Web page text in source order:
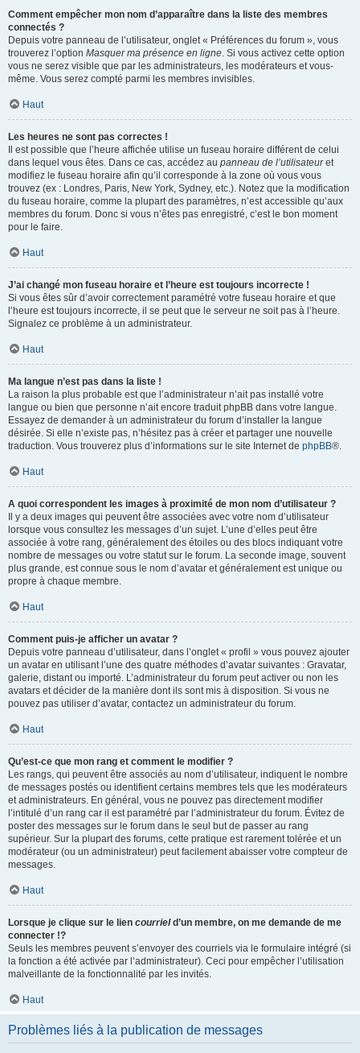
Comment empêcher mon nom d’apparaître dans la liste des membres
connectés ?
Depuis votre panneau de l’utilisateur, onglet « Préférences du forum », vous
trouverez l’option Masquer ma présence en ligne. Si vous activez cette option
vous ne serez visible que par les administrateurs, les modérateurs et vous-
même. Vous serez compté parmi les membres invisibles.
Haut
Les heures ne sont pas correctes !
Il est possible que l’heure affichée utilise un fuseau horaire différent de celui
dans lequel vous êtes. Dans ce cas, accédez au panneau de l’utilisateuret
modifiez le fuseau horaire afin qu’il corresponde à la zone où vous vous
trouvez (ex : Londres, Paris, New York, Sydney, etc.). Notez que la modification
du fuseau horaire, comme la plupart des paramètres, n’est accessible qu’aux
membres du forum. Donc si vous n’êtes pas enregistré, c’est le bon moment
pour le faire.
Haut
J’ai changé mon fuseau horaire et l’heure est toujours incorrecte !
Si vous êtes sûr d’avoir correctement paramétré votre fuseau horaire et que
l’heure est toujours incorrecte, il se peut que le serveur ne soit pas à l’heure.
Signalez ce problème à un administrateur.
Haut
Ma langue n’est pas dans la liste !
La raison la plus probable est que l’administrateur n’ait pas installé votre
langue ou bien que personne n’ait encore traduit phpBB dans votre langue.
Essayez de demander à un administrateur du forum d’installer la langue
désirée. Si elle n’existe pas, n’hésitez pas à créer et partager une nouvelle
traduction. Vous trouverez plus d’informations sur le site Internet de phpBB®.
Haut
A quoi correspondent les images à proximité de mon nom d’utilisateur ?
Il y a deux images qui peuvent être associées avec votre nom d’utilisateur
lorsque vous consultez les messages d’un sujet. L’une d’elles peut être
associée à votre rang, généralement des étoiles ou des blocs indiquant votre
nombre de messages ou votre statut sur le forum. La seconde image, souvent
plus grande, est connue sous le nom d’avatar et généralement est unique ou
propre à chaque membre.
Haut
Comment puis-je afficher un avatar ?
Depuis votre panneau d’utilisateur, dans l’onglet « profil » vous pouvez ajouter
un avatar en utilisant l’une des quatre méthodes d’avatar suivantes : Gravatar,
galerie, distant ou importé. L’administrateur du forum peut activer ou non les
avatars et décider de la manière dont ils sont mis à disposition. Si vous ne
pouvez pas utiliser d’avatar, contactez un administrateur du forum.
Haut
Qu’est-ce que mon rang et comment le modifier ?
Les rangs, qui peuvent être associés au nom d’utilisateur, indiquent le nombre
de messages postés ou identifient certains membres tels que les modérateurs
et administrateurs. En général, vous ne pouvez pas directement modifier
l’intitulé d’un rang car il est paramétré par l’administrateur du forum. Évitez de
poster des messages sur le forum dans le seul but de passer au rang
supérieur. Sur la plupart des forums, cette pratique est rarement tolérée et un
modérateur (ou un administrateur) peut facilement abaisser votre compteur de
messages.
Haut
Lorsque je clique sur le lien courrield’un membre, on me demande de me
connecter !?
Seuls les membres peuvent s’envoyer des courriels via le formulaire intégré (si
la fonction a été activée par l’administrateur). Ceci pour empêcher l’utilisation
malveillante de la fonctionnalité par les invités.
Haut
Problèmes liés à la publication de messages